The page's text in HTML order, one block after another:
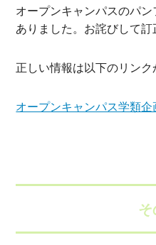
オープンキャンパスのパ
ありました。お詫びして訂
正しい情報は以下のリンク
オープンキャンパス学類企